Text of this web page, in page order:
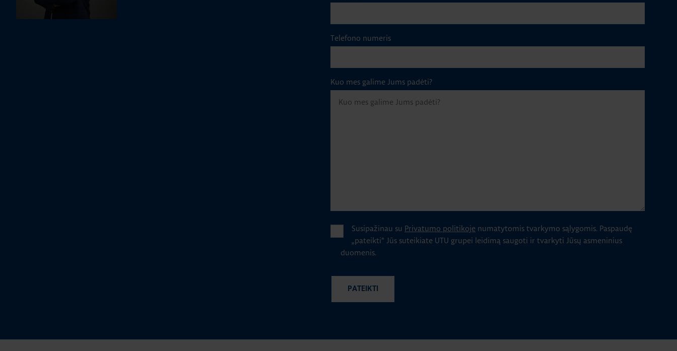
Telefono numeris
Kuo mes galime Jums padėti?
Susipažinau su Privatumo politikoje numatytomis tvarkymo sąlygomis. Paspaudę
„pateikti" Jūs suteikiate UTU grupei leidimą saugoti ir tvarkyti Jūsų asmeninius
duomenis.